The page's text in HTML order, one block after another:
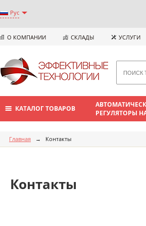
Рус
О КОМПАНИИ СКЛАДЫ УСЛУГИ
КАТАЛОГ ТОВАРОВ
РЕГУЛЯТОРЫ
Главная → Контакты
Контакты